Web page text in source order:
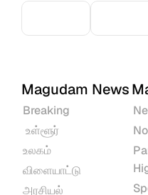
Magudam News
Breaking
உள்ளூர்
உலகம்
விளையாட்டு
அரசியல்